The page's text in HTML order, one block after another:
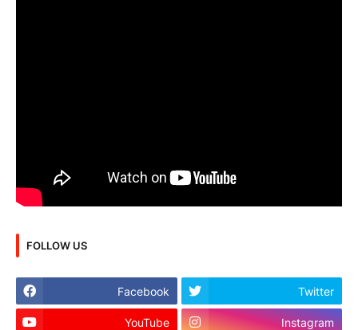
FOLLOW US
Facebook Twitter
YouTube Instagram